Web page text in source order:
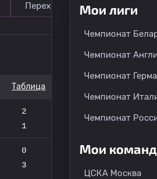
Переходы Все игроки
Таблица
2
1
0
3
Мои лиги
Чемпионат
Чемпионат
Чемпионат
Чемпионат
Чемпионат
Мои
ЦСКА Москва